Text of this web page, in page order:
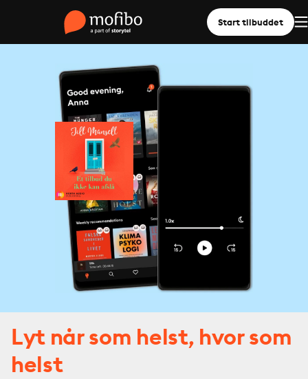
Start tilbuddet
Lyt når som helst, hvor som
helst